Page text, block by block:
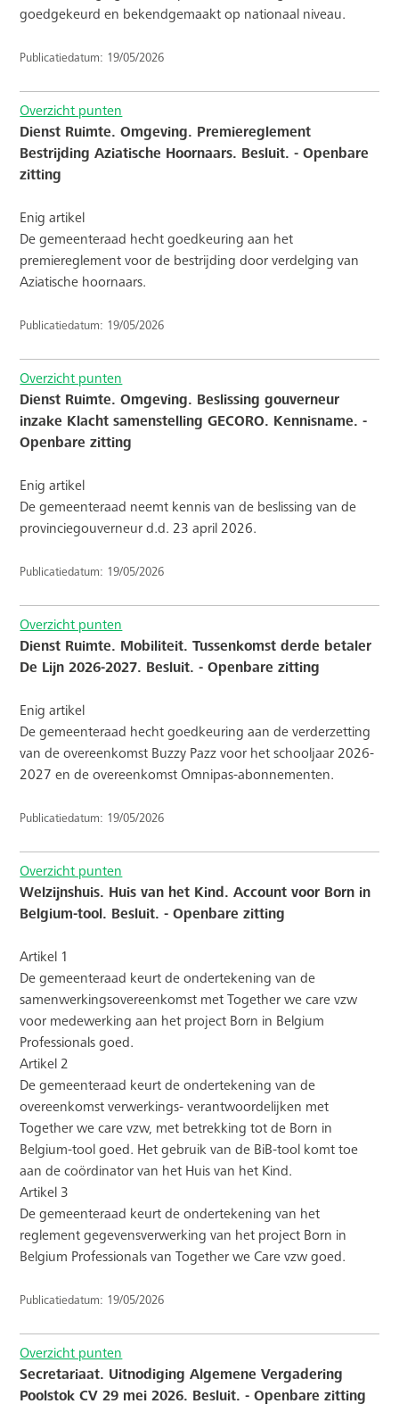
goedgekeurd en bekendgemaakt op nationaal niveau.
Publicatiedatum: 19/05/2026
Overzicht punten
Dienst Ruimte. Omgeving. Premiereglement
Bestrijding Aziatische Hoornaars. Besluit. - Openbare
zitting
Enig artikel
De gemeenteraad hecht goedkeuring aan het
premiereglement voor de bestrijding door verdelging van
Aziatische hoornaars.
Publicatiedatum: 19/05/2026
Overzicht punten
Dienst Ruimte. Omgeving. Beslissing gouverneur
inzake Klacht samenstelling GECORO. Kennisname. -
Openbare zitting
Enig artikel
De gemeenteraad neemt kennis van de beslissing van de
provinciegouverneur d.d. 23 april 2026.
Publicatiedatum: 19/05/2026
Overzicht punten
Dienst Ruimte. Mobiliteit. Tussenkomst derde betaler
De Lijn 2026-2027. Besluit. - Openbare zitting
Enig artikel
De gemeenteraad hecht goedkeuring aan de verderzetting
van de overeenkomst Buzzy Pazz voor het schooljaar 2026-
2027 en de overeenkomst Omnipas-abonnementen.
Publicatiedatum: 19/05/2026
Overzicht punten
Welzijnshuis. Huis van het Kind. Account voor Born in
Belgium-tool. Besluit. - Openbare zitting
Artikel 1
De gemeenteraad keurt de ondertekening van de
samenwerkingsovereenkomst met Together we care vzw
voor medewerking aan het project Born in Belgium
Professionals goed.
Artikel 2
De gemeenteraad keurt de ondertekening van de
overeenkomst verwerkings- verantwoordelijken met
Together we care vzw, met betrekking tot de Born in
Belgium-tool goed. Het gebruik van de BiB-tool komt toe
aan de coördinator van het Huis van het Kind.
Artikel 3
De gemeenteraad keurt de ondertekening van het
reglement gegevensverwerking van het project Born in
Belgium Professionals van Together we Care vzw goed.
Publicatiedatum: 19/05/2026
Overzicht punten
Secretariaat. Uitnodiging Algemene Vergadering
Poolstok CV 29 mei 2026. Besluit. - Openbare zitting